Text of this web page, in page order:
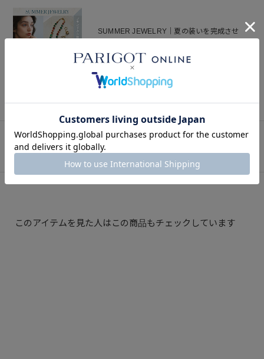
SUMMER JEWELRY｜夏の装いを完成させ
2026.05.19
SNAP 関連スナップ
このアイテムを見た人はこの商品もチェックしています